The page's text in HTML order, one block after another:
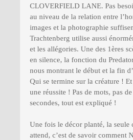
CLOVERFIELD LANE. Pas
au niveau de la relation entre
images et la photographie
Trachtenberg utilise aussi
et les allégories. Une des 1ères
en silence, la fonction du
nous montrant le début et la fin
Qui se termine sur la créature !
une réussite ! Pas de mots, pas
secondes, tout est expliqué !
Une fois le décor planté, la seule
attend, c’est de savoir comment